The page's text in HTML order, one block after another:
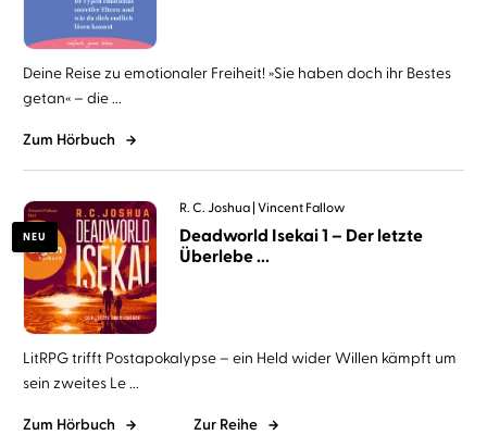
Deine Reise zu emotionaler Freiheit! »Sie haben doch ihr Bestes
getan« – die ...
Zum Hörbuch
NEU
R. C. Joshua Vincent Fallow
Deadworld Isekai 1 – Der letzte
Überlebe ...
LitRPG trifft Postapokalypse – ein Held wider Willen kämpft um
sein zweites Le ...
Zum Hörbuch Zur Reihe